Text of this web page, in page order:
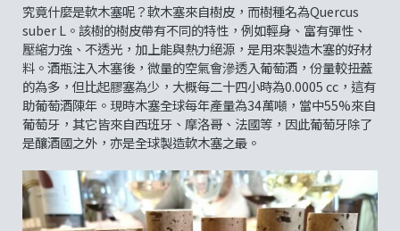
究竟什麼是軟木塞呢？軟木塞來自樹皮，而樹種名為Quercus
suber L。該樹的樹皮帶有不同的特性，例如輕身、富有彈性、
壓縮力強、不透光，加上能與熱力絕源，是用來製造木塞的好材
料。酒瓶注入木塞後，微量的空氣會滲透入葡萄酒，份量較扭蓋
的為多，但比起膠塞為少，大概每二十四小時為0.0005 cc，這有
助葡萄酒陳年。現時木塞全球每年產量為34萬噸，當中55%來自
葡萄牙，其它皆來自西班牙、摩洛哥、法國等，因此葡萄牙除了
是釀酒國之外，亦是全球製造軟木塞之最。